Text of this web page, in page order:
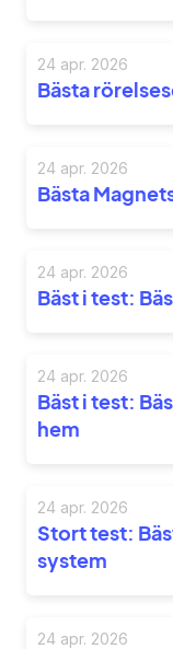
24 apr. 2026
Bästa
24 apr. 2026
Bästa
24 apr. 2026
Bäst i test:
24 apr. 2026
Bäst i test:
hem
24 apr. 2026
Stort test:
system
24 apr. 2026